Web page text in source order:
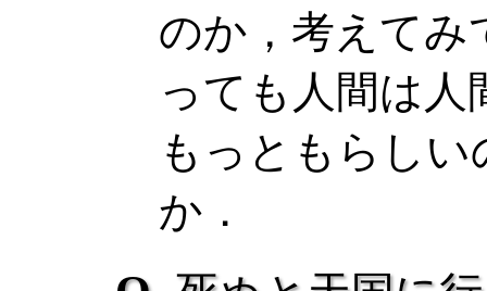
のか，考えてみ
っても人間は
もっともらし
か．